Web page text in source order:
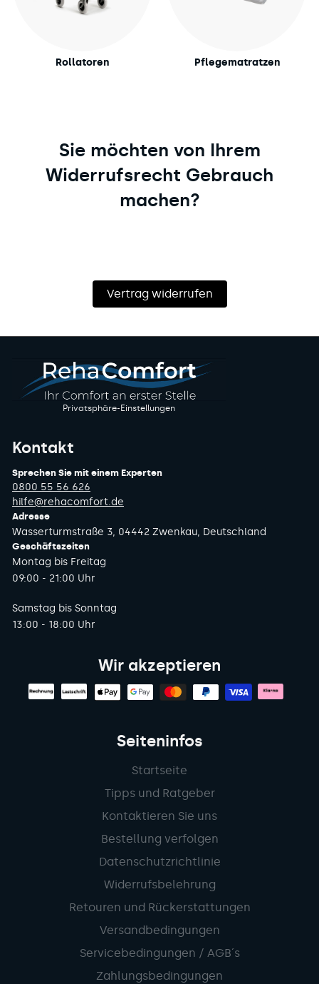
Rollatoren Pflegematratzen
Sie möchten von Ihrem
Widerrufsrecht Gebrauch
machen?
Vertrag widerrufen
Privatsphäre-Einstellungen
Kontakt
Sprechen Sie mit einem Experten
0800 55 56 626
hilfe@rehacomfort.de
Adresse
Wasserturmstraße 3, 04442 Zwenkau, Deutschland
Geschäftszeiten
Montag bis Freitag
09:00 - 21:00 Uhr
Samstag bis Sonntag
13:00 - 18:00 Uhr
Wir akzeptieren
Seiteninfos
Startseite
Tipps und Ratgeber
Kontaktieren Sie uns
Bestellung verfolgen
Datenschutzrichtlinie
Widerrufsbelehrung
Retouren und Rückerstattungen
Versandbedingungen
Servicebedingungen / AGB´s
Zahlungsbedingungen